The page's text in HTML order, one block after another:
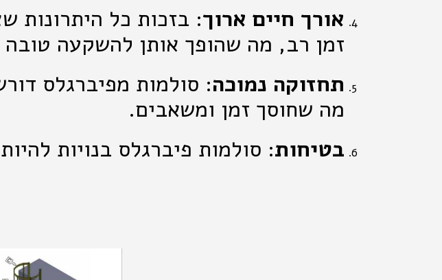
אורך חיים ארוך: בזכות כל היתרונות
זמן רב, מה שהופך אותן להשקעה טובה
תחזוקה נמוכה: סולמות מפיברגלס
מה שחוסך זמן ומשאבים.
בטיחות: סולמות פיברגלס בנויות